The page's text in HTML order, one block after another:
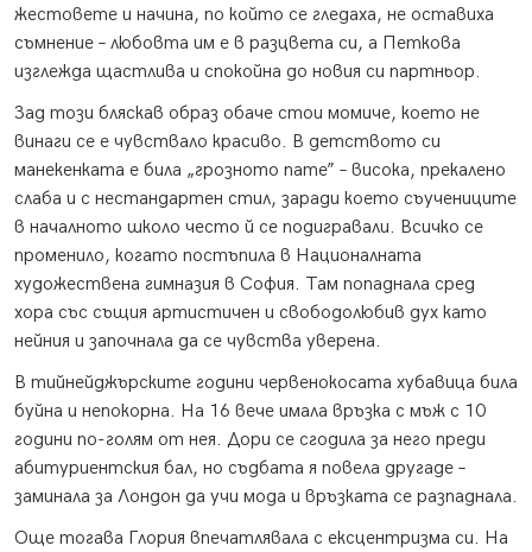
жестовете и начина, по който се гледаха, не оставиха
съмнение – любовта им е в разцвета си, а Петкова
изглежда щастлива и спокойна до новия си партньор.
Зад този бляскав образ обаче стои момиче, което не
винаги се е чувствало красиво. В детството си
манекенката е била „грозното пате” – висока, прекалено
слаба и с нестандартен стил, заради което съучениците
в началното школо често й се подигравали. Всичко се
променило, когато постъпила в Националната
художествена гимназия в София. Там попаднала сред
хора със същия артистичен и свободолюбив дух като
нейния и започнала да се чувства уверена.
В тийнейджърските години червенокосата хубавица била
буйна и непокорна. На 16 вече имала връзка с мъж с 10
години по-голям от нея. Дори се сгодила за него преди
абитуриентския бал, но съдбата я повела другаде –
заминала за Лондон да учи мода и връзката се разпаднала.
Още тогава Глория впечатлявала с ексцентризма си. На